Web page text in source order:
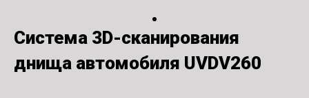
Система 3D-сканирования
днища автомобиля UVDV260